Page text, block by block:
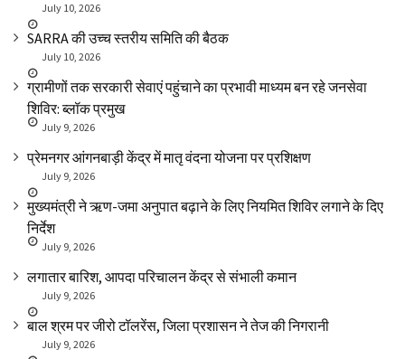
July 10, 2026
SARRA की उच्च स्तरीय समिति की बैठक
July 10, 2026
ग्रामीणों तक सरकारी सेवाएं पहुंचाने का प्रभावी माध्यम बन रहे जनसेवा
शिविर: ब्लॉक प्रमुख
July 9, 2026
प्रेमनगर आंगनबाड़ी केंद्र में मातृ वंदना योजना पर प्रशिक्षण
July 9, 2026
मुख्यमंत्री ने ऋण-जमा अनुपात बढ़ाने के लिए नियमित शिविर लगाने के दिए
निर्देश
July 9, 2026
लगातार बारिश, आपदा परिचालन केंद्र से संभाली कमान
July 9, 2026
बाल श्रम पर जीरो टॉलरेंस, जिला प्रशासन ने तेज की निगरानी
July 9, 2026